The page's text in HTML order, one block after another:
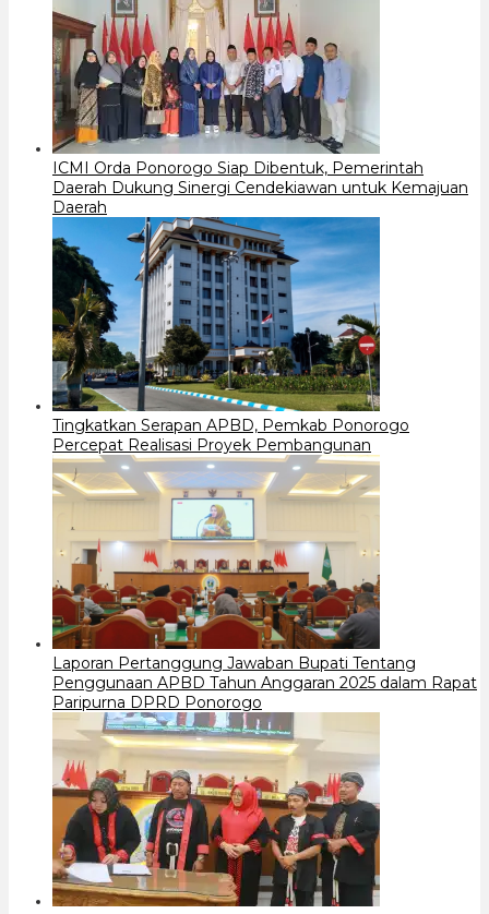
ICMI Orda Ponorogo Siap Dibentuk, Pemerintah
Daerah Dukung Sinergi Cendekiawan untuk Kemajuan
Daerah
Tingkatkan Serapan APBD, Pemkab Ponorogo
Percepat Realisasi Proyek Pembangunan
Laporan Pertanggung Jawaban Bupati Tentang
Penggunaan APBD Tahun Anggaran 2025 dalam Rapat
Paripurna DPRD Ponorogo